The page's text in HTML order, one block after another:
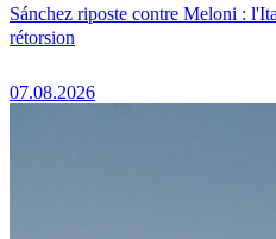
Sánchez riposte contre Meloni :
rétorsion
07.08.2026